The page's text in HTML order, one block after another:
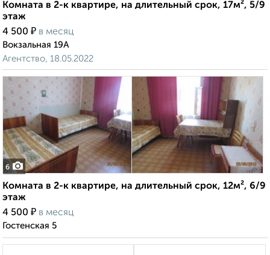
Комната в 2-к квартире, на длительный срок, 17м², 5/9
этаж
4 500 ₽ в месяц
Вокзальная 19А
Агентство, 18.05.2022
6
Комната в 2-к квартире, на длительный срок, 12м², 6/9
этаж
4 500 ₽ в месяц
Гостенская 5